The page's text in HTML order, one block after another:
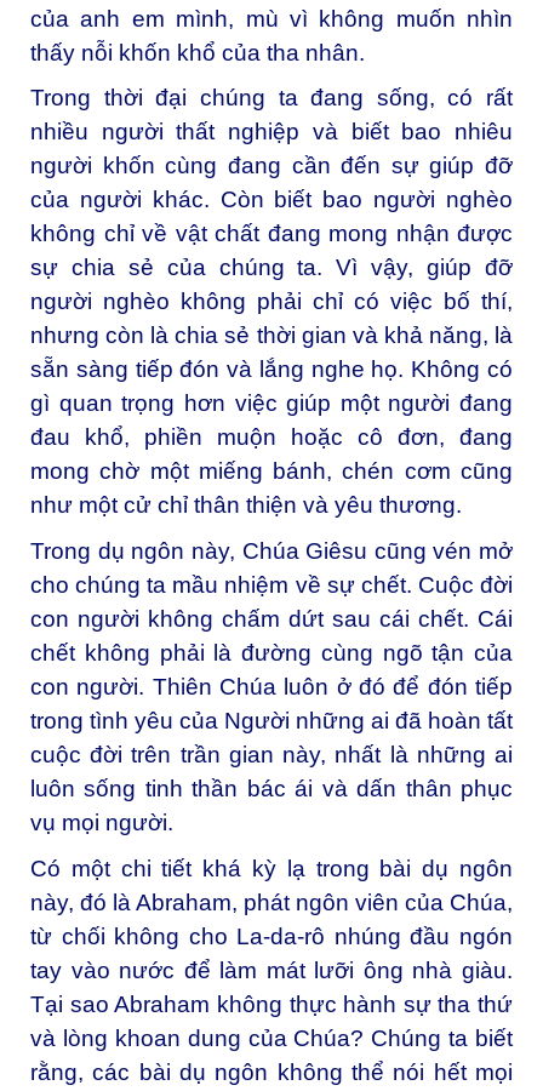
của anh em mình, mù vì không muốn nhìn
thấy nỗi khốn khổ của tha nhân.
Trong thời đại chúng ta đang sống, có rất
nhiều người thất nghiệp và biết bao nhiêu
người khốn cùng đang cần đến sự giúp đỡ
của người khác. Còn biết bao người nghèo
không chỉ về vật chất đang mong nhận được
sự chia sẻ của chúng ta. Vì vậy, giúp đỡ
người nghèo không phải chỉ có việc bố thí,
nhưng còn là chia sẻ thời gian và khả năng, là
sẵn sàng tiếp đón và lắng nghe họ. Không có
gì quan trọng hơn việc giúp một người đang
đau khổ, phiền muộn hoặc cô đơn, đang
mong chờ một miếng bánh, chén cơm cũng
như một cử chỉ thân thiện và yêu thương.
Trong dụ ngôn này, Chúa Giêsu cũng vén mở
cho chúng ta mầu nhiệm về sự chết. Cuộc đời
con người không chấm dứt sau cái chết. Cái
chết không phải là đường cùng ngõ tận của
con người. Thiên Chúa luôn ở đó để đón tiếp
trong tình yêu của Người những ai đã hoàn tất
cuộc đời trên trần gian này, nhất là những ai
luôn sống tinh thần bác ái và dấn thân phục
vụ mọi người.
Có một chi tiết khá kỳ lạ trong bài dụ ngôn
này, đó là Abraham, phát ngôn viên của Chúa,
từ chối không cho La-da-rô nhúng đầu ngón
tay vào nước để làm mát lưỡi ông nhà giàu.
Tại sao Abraham không thực hành sự tha thứ
và lòng khoan dung của Chúa? Chúng ta biết
rằng, các bài dụ ngôn không thể nói hết mọi